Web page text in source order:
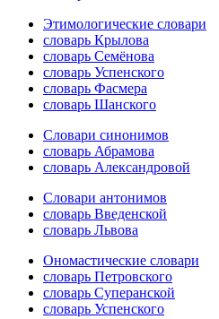
Этимологические словари
словарь Крылова
словарь Семёнова
словарь Успенского
словарь Фасмера
словарь Шанского
Словари синонимов
словарь Абрамова
словарь Александровой
Словари антонимов
словарь Введенской
словарь Львова
Ономастические словари
словарь Петровского
словарь Суперанской
словарь Успенского